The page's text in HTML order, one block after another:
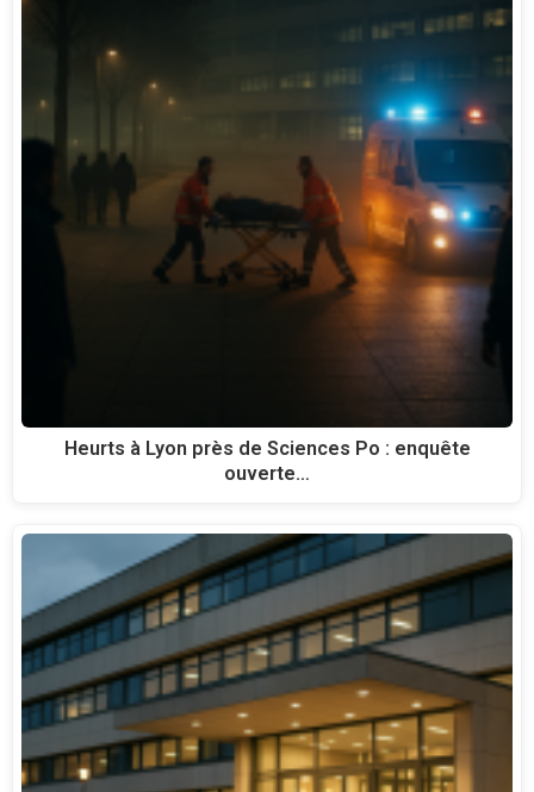
Heurts à Lyon près de Sciences Po : enquête
ouverte…